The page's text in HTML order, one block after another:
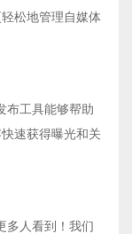
松地管理自媒体
布工具能够帮助
速获得曝光和关
多人看到！我们